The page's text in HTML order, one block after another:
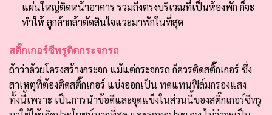
แผ่นใหญ่ติดหน้าอาคาร รวมถึงตรงบริเวณที่เป็นห้องพัก ก็จะ
ทำให้ ลูกค้ากล้าตัดสินใจแวะมาพักในที่สุด
สติ๊กเกอร์ซีทรูติดกระจกรถ
ถ้าว่าด้วยโครงสร้างกระจก แม้แต่กระจกรถ ก็ควรติดสติ๊กเกอร์ ซึ่ง
สาเหตุที่ต้องติดสติ๊กเกอร์ แบ่งออกเป็น ทดแทนฟิล์มกรองแสง
ทั้งนี้เพราะ เป็นการนำข้อดีและจุดแข็งในส่วนนี้ของสติ๊กเกอร์ซีทรู